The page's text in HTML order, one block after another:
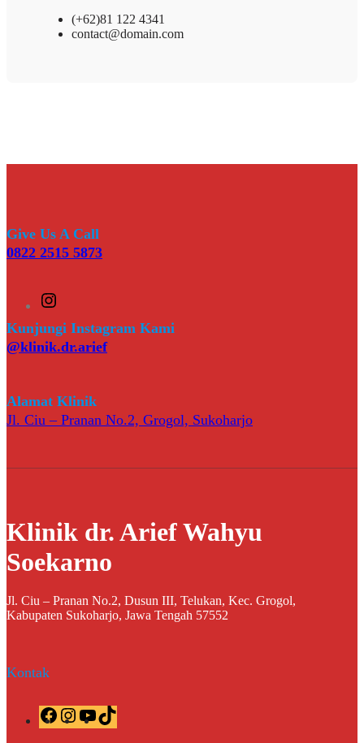
(+62)81 122 4341
contact@domain.com
Give Us A Call
0822 2515 5873
s
t
a
a
m
Kunjungi Instagram Kami
@klinik.dr.arief
Alamat Klinik
Jl. Ciu – Pranan No.2, Grogol, Sukoharjo
Klinik dr. Arief Wahyu
Soekarno
Jl. Ciu – Pranan No.2, Dusun III, Telukan, Kec. Grogol,
Kabupaten Sukoharjo, Jawa Tengah 57552
Kontak
F
a
I
n
Y
o
i